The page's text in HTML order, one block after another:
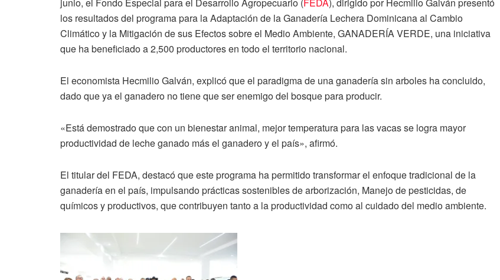
junio, el Fondo Especial para el Desarrollo Agropecuario (FEDA), dirigido por Hecmilio Galván presentó
los resultados del programa para la Adaptación de la Ganadería Lechera Dominicana al Cambio
Climático y la Mitigación de sus Efectos sobre el Medio Ambiente, GANADERÍA VERDE, una iniciativa
que ha beneficiado a 2,500 productores en todo el territorio nacional.
El economista Hecmilio Galván, explicó que el paradigma de una ganadería sin arboles ha concluido,
dado que ya el ganadero no tiene que ser enemigo del bosque para producir.
«Está demostrado que con un bienestar animal, mejor temperatura para las vacas se logra mayor
productividad de leche ganado más el ganadero y el país», afirmó.
El titular del FEDA, destacó que este programa ha permitido transformar el enfoque tradicional de la
ganadería en el país, impulsando prácticas sostenibles de arborización, Manejo de pesticidas, de
químicos y productivos, que contribuyen tanto a la productividad como al cuidado del medio ambiente.